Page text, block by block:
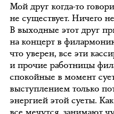
Мой друг когда-то
не существует. Ничего
В выходные этот друг
на концерт в
что уверен, все эти
и прочие работницы
спокойные в момент
выступлением только
энергией этой суеты.